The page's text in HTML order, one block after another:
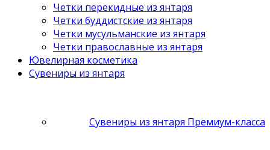
Четки перекидные из янтаря
Четки буддистские из янтаря
Четки мусульманские из янтаря
Четки православные из янтаря
Ювелирная косметика
Сувениры из янтаря
Сувениры из янтаря Премиум-класса